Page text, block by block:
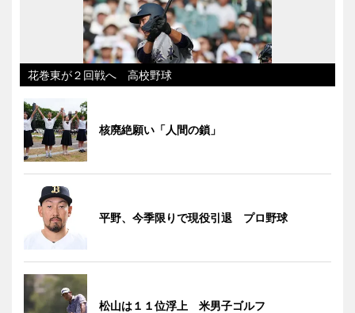
花巻東が２回戦へ 高校野球
核廃絶願い「人間の鎖」
平野、今季限りで現役引退 プロ野球
松山は１１位浮上 米男子ゴルフ